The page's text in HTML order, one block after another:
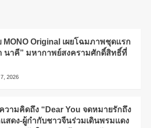
Original เผยโฉมภาพชุดแรก
นาคี” มหากาพย์สงครามศักดิ์สิทธิ์ที่
2026
วามคิดถึง “Dear You จดหมายรักถึง
สดง-ผู้กำกับชาวจีนร่วมเดินพรมแดง